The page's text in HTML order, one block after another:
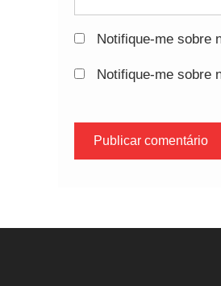
Notifique-me sobre
Notifique-me sobre